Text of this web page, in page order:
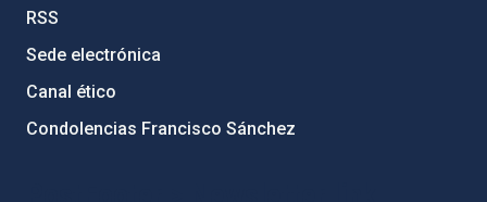
RSS
Sede electrónica
Canal ético
Condolencias Francisco Sánchez